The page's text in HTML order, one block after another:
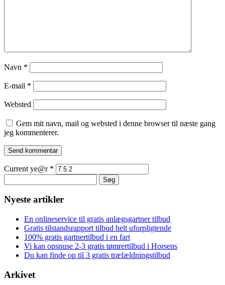
Navn *
E-mail *
Websted
Gem mit navn, mail og websted i denne browser til næste gang
jeg kommenterer.
Current ye@r *
efter:
Nyeste artikler
En onlineservice til gratis anlægsgartner tilbud
Gratis tilstandsrapport tilbud helt uforpligtende
100% gratis gartnertilbud i en fart
Vi kan opsnuse 2-3 gratis tømrertilbud i Horsens
Du kan finde op til 3 gratis træfældningstilbud
Arkivet